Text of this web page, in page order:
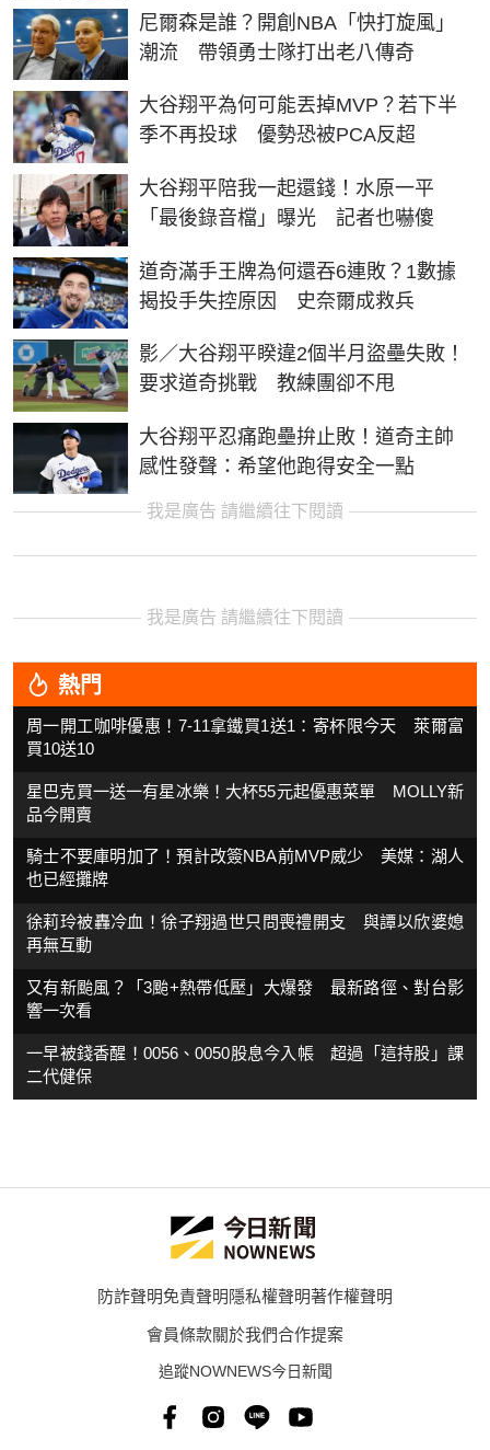
尼爾森是誰？開創NBA「快打旋風」
潮流 帶領勇士隊打出老八傳奇
大谷翔平為何可能丟掉MVP？若下半
季不再投球 優勢恐被PCA反超
大谷翔平陪我一起還錢！水原一平
「最後錄音檔」曝光 記者也嚇傻
道奇滿手王牌為何還吞6連敗？1數據
揭投手失控原因 史奈爾成救兵
影／大谷翔平睽違2個半月盜壘失敗！
要求道奇挑戰 教練團卻不甩
大谷翔平忍痛跑壘拚止敗！道奇主帥
感性發聲：希望他跑得安全一點
我是廣告 請繼續往下閱讀
我是廣告 請繼續往下閱讀
熱門
周一開工咖啡優惠！7-11拿鐵買1送1：寄杯限今天 萊爾富
買10送10
星巴克買一送一有星冰樂！大杯55元起優惠菜單 MOLLY新
品今開賣
騎士不要庫明加了！預計改簽NBA前MVP威少 美媒：湖人
也已經攤牌
徐莉玲被轟冷血！徐子翔過世只問喪禮開支 與譚以欣婆媳
再無互動
又有新颱風？「3颱+熱帶低壓」大爆發 最新路徑、對台影
響一次看
一早被錢香醒！0056、0050股息今入帳 超過「這持股」課
二代健保
防詐聲明免責聲明隱私權聲明著作權聲明
會員條款關於我們合作提案
追蹤NOWNEWS今日新聞